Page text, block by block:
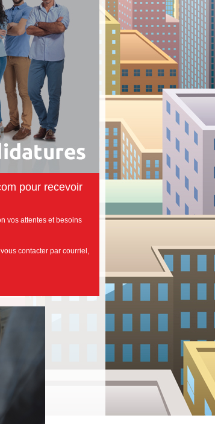
pour recevoir
vos attentes et besoins
contacter par courriel,